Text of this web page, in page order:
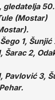
gledatelja 50.
(Mostar)
1,
Šarac 2,
Pavlović 3,